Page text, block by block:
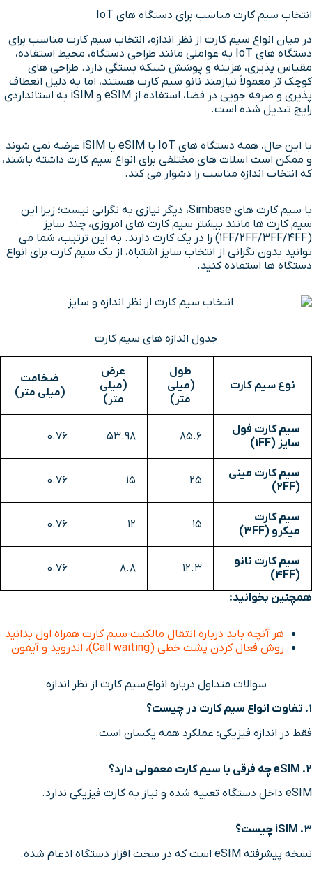
انتخاب سیم کارت مناسب برای دستگاه های IoT
در میان انواع سیم کارت از نظر اندازه، انتخاب سیم کارت مناسب برای
دستگاه های IoT به عواملی مانند طراحی دستگاه، محیط استفاده،
مقیاس پذیری، هزینه و پوشش شبکه بستگی دارد. طراحی های
کوچک تر معمولاً نیازمند نانو سیم کارت هستند، اما به دلیل انعطاف
پذیری و صرفه جویی در فضا، استفاده از eSIM و iSIM به استانداردی
رایج تبدیل شده است.
با این حال، همه دستگاه های IoT با eSIM یا iSIM عرضه نمی شوند
و ممکن است اسلات های مختلفی برای انواع سیم کارت داشته باشند،
که انتخاب اندازه مناسب را دشوار می کند.
با سیم کارت های Simbase، دیگر نیازی به نگرانی نیست؛ زیرا این
سیم کارت ها مانند بیشتر سیم کارت های امروزی، چند سایز
(1FF/2FF/3FF/4FF) را در یک کارت دارند. به این ترتیب، شما می
توانید بدون نگرانی از انتخاب سایز اشتباه، از یک سیم کارت برای انواع
دستگاه ها استفاده کنید.
جدول اندازه های سیم کارت
نوع سیم کارت
طول
(میلی
متر)
عرض
(میلی
متر)
ضخامت
(میلی متر)
سیم کارت فول
سایز (1FF)
85.6
53.98
0.76
سیم کارت مینی
(2FF)
25
15
0.76
سیم کارت
میکرو (3FF)
15
12
0.76
سیم کارت نانو
(4FF)
12.3
8.8
0.76
همچنین بخوانید:
هر آنچه باید درباره انتقال مالکیت سیم کارت همراه اول بدانید
روش فعال کردن پشت خطی (Call waiting)، اندروید و آیفون
سوالات متداول درباره انواع سیم کارت از نظر اندازه
۱. تفاوت انواع سیم کارت در چیست؟
فقط در اندازه فیزیکی؛ عملکرد همه یکسان است.
۲. eSIM چه فرقی با سیم کارت معمولی دارد؟
eSIM داخل دستگاه تعبیه شده و نیاز به کارت فیزیکی ندارد.
۳. iSIM چیست؟
نسخه پیشرفته eSIM است که در سخت افزار دستگاه ادغام شده.